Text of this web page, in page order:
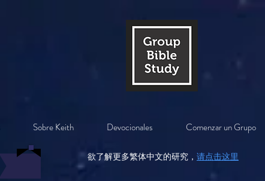
Sobre Keith Devocionales Comenzar un Grupo
欲了解更多繁体中文的研究， 请点击这里